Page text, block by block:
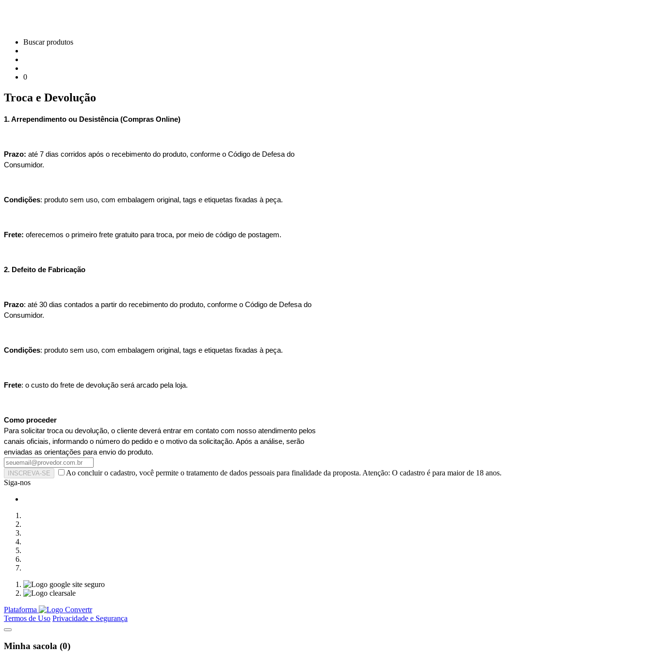
Buscar produtos
0
Troca e Devolução
1. Arrependimento ou Desistência (Compras Online)
Prazo: até 7 dias corridos após o recebimento do produto, conforme o Código de Defesa do
Consumidor.
Condições: produto sem uso, com embalagem original, tags e etiquetas fixadas à peça.
Frete: oferecemos o primeiro frete gratuito para troca, por meio de código de postagem.
2. Defeito de Fabricação
Prazo: até 30 dias contados a partir do recebimento do produto, conforme o Código de Defesa do
Consumidor.
Condições: produto sem uso, com embalagem original, tags e etiquetas fixadas à peça.
Frete: o custo do frete de devolução será arcado pela loja.
Como proceder
Para solicitar troca ou devolução, o cliente deverá entrar em contato com nosso atendimento pelos
canais oficiais, informando o número do pedido e o motivo da solicitação. Após a análise, serão
enviadas as orientações para envio do produto.
INSCREVA-SE
Ao concluir o cadastro, você permite o tratamento de dados pessoais para finalidade da proposta. Atenção: O cadastro é para maior de 18 anos.
Siga-nos
Plataforma
Termos de Uso Privacidade e Segurança
Minha sacola (0)